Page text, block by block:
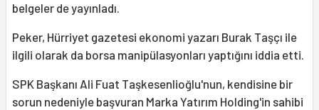
belgeler de yayınladı.
Peker, Hürriyet gazetesi ekonomi yazarı Burak Taşçı ile
ilgili olarak da borsa manipülasyonları yaptığını iddia etti.
SPK Başkanı Ali Fuat Taşkesenlioğlu'nun, kendisine bir
sorun nedeniyle başvuran Marka Yatırım Holding'in sahibi